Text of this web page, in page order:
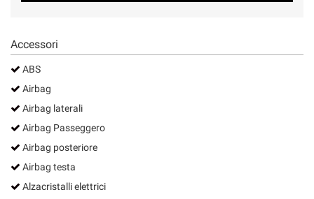
Accessori
ABS
Airbag
Airbag laterali
Airbag Passeggero
Airbag posteriore
Airbag testa
Alzacristalli elettrici